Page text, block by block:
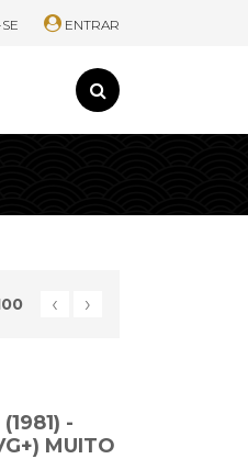
ENTRAR
‹ ›
-
MUITO